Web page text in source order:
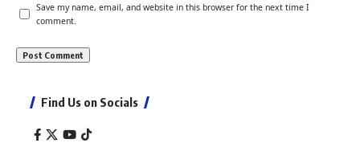
Save my name, email, and website in this browser for the next time I
comment.
Find Us on Socials